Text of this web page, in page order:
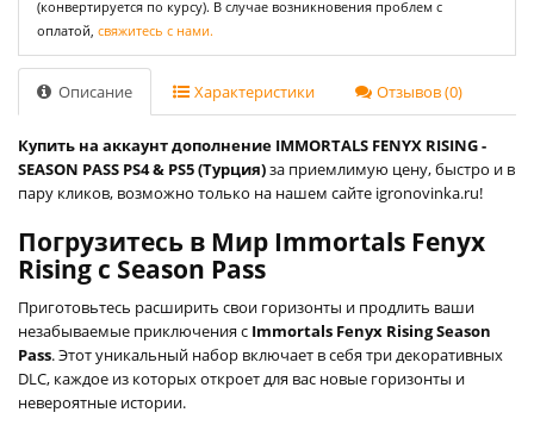
(конвертируется по курсу). В случае возникновения проблем с
оплатой, свяжитесь с нами.
Описание Характеристики Отзывов (0)
Купить на аккаунт дополнение IMMORTALS FENYX RISING -
SEASON PASS PS4 & PS5 (Турция)за приемлимую цену, быстро и в
пару кликов, возможно только на нашем сайте igronovinka.ru!
Погрузитесь в Мир Immortals Fenyx
Rising с Season Pass
Приготовьтесь расширить свои горизонты и продлить ваши
незабываемые приключения с Immortals Fenyx Rising Season
Pass. Этот уникальный набор включает в себя три декоративных
DLC, каждое из которых откроет для вас новые горизонты и
невероятные истории.